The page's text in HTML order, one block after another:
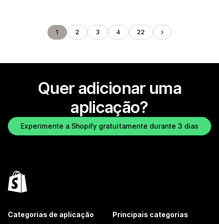
1 2 3 4 22
Quer adicionar uma
aplicação?
Experimente a Shopify gratuitamente durante 3 dias
Categorias de aplicação Principais categorias